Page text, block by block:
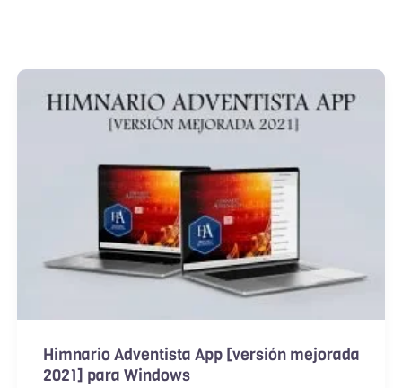
Himnario Adventista App [versión mejorada
2021] para Windows